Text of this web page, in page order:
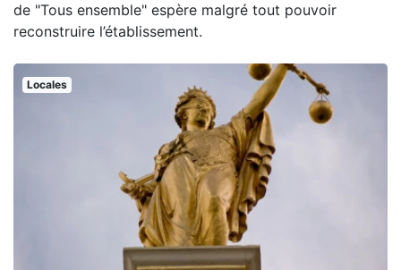
de "Tous ensemble" espère malgré tout pouvoir
reconstruire l’établissement.
Locales